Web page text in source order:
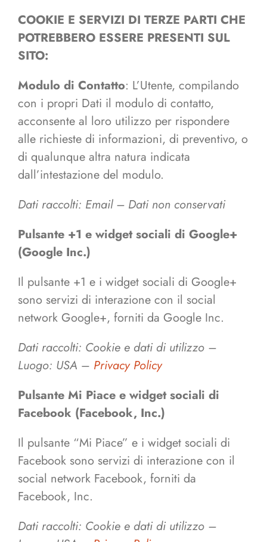
COOKIE E SERVIZI DI TERZE PARTI CHE
POTREBBERO ESSERE PRESENTI SUL
SITO:
Modulo di Contatto: L’Utente, compilando
con i propri Dati il modulo di contatto,
acconsente al loro utilizzo per rispondere
alle richieste di informazioni, di preventivo, o
di qualunque altra natura indicata
dall’intestazione del modulo.
Dati raccolti: Email – Dati non conservati
Pulsante +1 e widget sociali di Google+
(Google Inc.)
Il pulsante +1 e i widget sociali di Google+
sono servizi di interazione con il social
network Google+, forniti da Google Inc.
Dati raccolti: Cookie e dati di utilizzo –
Luogo: USA – Privacy Policy
Pulsante Mi Piace e widget sociali di
Facebook (Facebook, Inc.)
Il pulsante “Mi Piace” e i widget sociali di
Facebook sono servizi di interazione con il
social network Facebook, forniti da
Facebook, Inc.
Dati raccolti: Cookie e dati di utilizzo –